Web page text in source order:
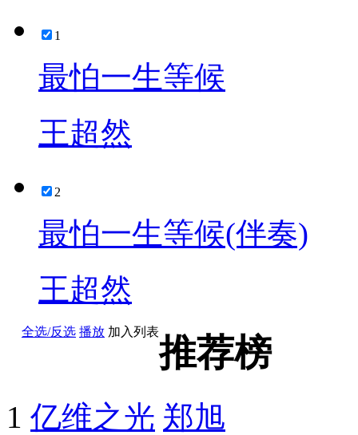
1
最怕一生等候
王超然
2
最怕一生等候(伴奏)
王超然
全选/反选 播放 加入列表
推荐榜
1 亿维之光 郑旭